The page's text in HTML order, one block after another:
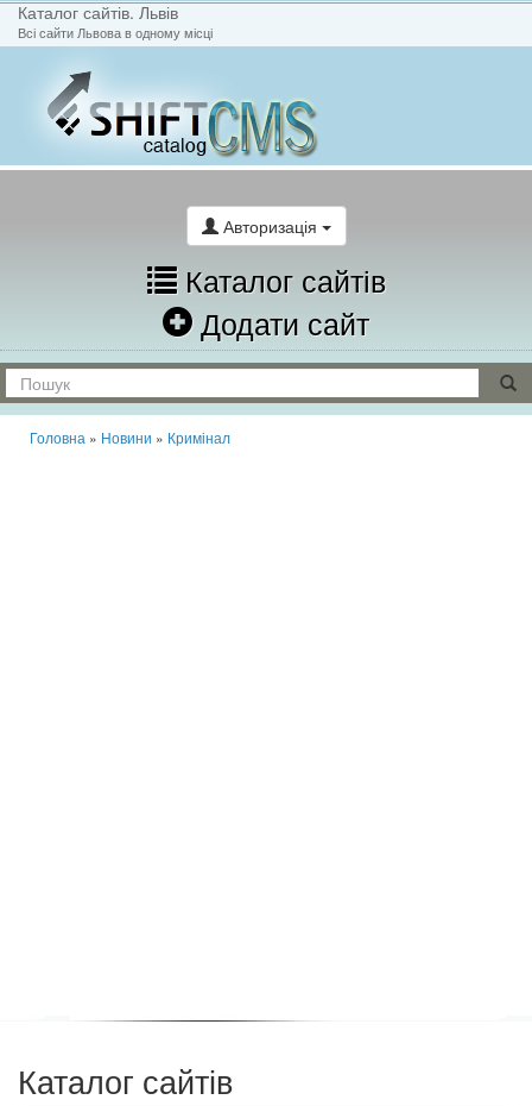
Каталог сайтів. Львів
Всі сайти Львова в одному місці
Авторизація
Каталог сайтів
Додати сайт
Головна » Новини » Кримінал
Каталог сайтів